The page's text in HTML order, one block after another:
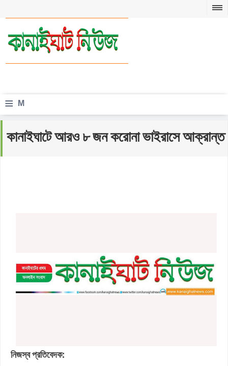
≡ M
n
কানাইঘাটে আরও ৮ জন করোনা ভাইরাসে আক্রান্ত
নিজস্ব প্রতিবেদক: